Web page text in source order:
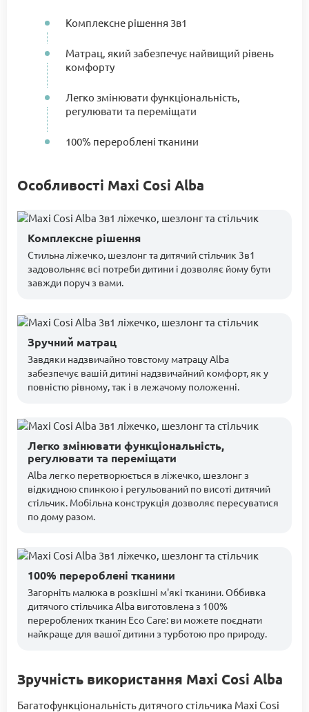
Комплексне рішення 3в1
Матрац, який забезпечує найвищий рівень
комфорту
Легко змінювати функціональність,
регулювати та переміщати
100% перероблені тканини
Особливості Maxi Cosi Alba
Комплексне рішення
Стильна ліжечко, шезлонг та дитячий стільчик 3в1
задовольняє всі потреби дитини і дозволяє йому бути
завжди поруч з вами.
Зручний матрац
Завдяки надзвичайно товстому матрацу Alba
забезпечує вашій дитині надзвичайний комфорт, як у
повністю рівному, так і в лежачому положенні.
Легко змінювати функціональність,
регулювати та переміщати
Alba легко перетворюється в ліжечко, шезлонг з
відкидною спинкою і регульований по висоті дитячий
стільчик. Мобільна конструкція дозволяє пересуватися
по дому разом.
100% перероблені тканини
Загорніть малюка в розкішні м'які тканини. Оббивка
дитячого стільчика Alba виготовлена ​​з 100%
перероблених тканин Eco Care: ви можете поєднати
найкраще для вашої дитини з турботою про природу.
Зручність використання Maxi Cosi Alba
Багатофункціональність дитячого стільчика Maxi Cosi